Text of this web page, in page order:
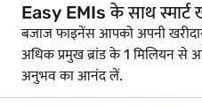
Easy EMIs के साथ स्मार्ट
बजाज फाइनेंस आपको अपनी
अधिक प्रमुख ब्रांड के 1 मिलियन
अनुभव का आनंद लें.